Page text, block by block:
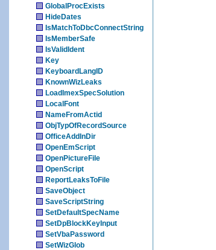
GlobalProcExists
HideDates
IsMatchToDbcConnectString
IsMemberSafe
IsValidIdent
Key
KeyboardLangID
KnownWizLeaks
LoadImexSpecSolution
LocalFont
NameFromActid
ObjTypOfRecordSource
OfficeAddInDir
OpenEmScript
OpenPictureFile
OpenScript
ReportLeaksToFile
SaveObject
SaveScriptString
SetDefaultSpecName
SetDpBlockKeyInput
SetVbaPassword
SetWizGlob